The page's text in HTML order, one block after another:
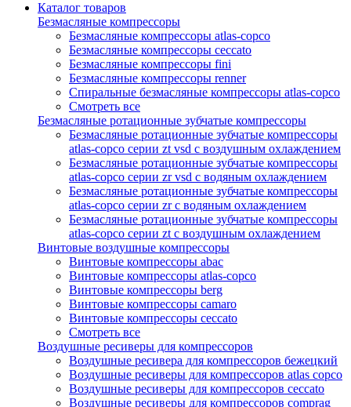
Каталог товаров
Безмасляные компрессоры
Безмасляные компрессоры atlas-copco
Безмасляные компрессоры ceccato
Безмасляные компрессоры fini
Безмасляные компрессоры renner
Спиральные безмасляные компрессоры atlas-copco
Смотреть все
Безмасляные ротационные зубчатые компрессоры
Безмасляные ротационные зубчатые компрессоры
atlas-copco серии zt vsd с воздушным охлаждением
Безмасляные ротационные зубчатые компрессоры
atlas-copco серии zr vsd с водяным охлаждением
Безмасляные ротационные зубчатые компрессоры
atlas-copco серии zr с водяным охлаждением
Безмасляные ротационные зубчатые компрессоры
atlas-copco серии zt с воздушным охлаждением
Винтовые воздушные компрессоры
Винтовые компрессоры abac
Винтовые компрессоры atlas-copco
Винтовые компрессоры berg
Винтовые компрессоры camaro
Винтовые компрессоры ceccato
Смотреть все
Воздушные ресиверы для компрессоров
Воздушные ресивера для компрессоров бежецкий
Воздушные ресиверы для компрессоров atlas copco
Воздушные ресиверы для компрессоров ceccato
Воздушные ресиверы для компрессоров comprag